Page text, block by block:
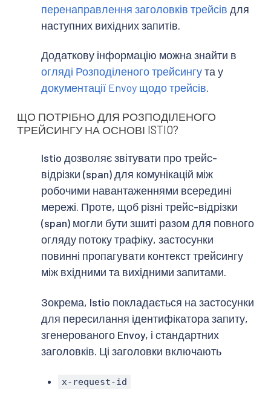
перенаправлення заголовків трейсів для
наступних вихідних запитів.
Додаткову інформацію можна знайти в
огляді Розподіленого трейсингута у
документації Envoy щодо трейсів.
ЩО ПОТРІБНО ДЛЯ РОЗПОДІЛЕНОГО
ТРЕЙСИНГУ НА ОСНОВІ ISTIO?
Istio дозволяє звітувати про трейс-
відрізки (span) для комунікацій між
робочими навантаженнями всередині
мережі. Проте, щоб різні трейс-відрізки
(span) могли бути зшиті разом для повного
огляду потоку трафіку, застосунки
повинні пропагувати контекст трейсингу
між вхідними та вихідними запитами.
Зокрема, Istio покладається на застосунки
для пересилання ідентифікатора запиту,
згенерованого Envoy, і стандартних
заголовків. Ці заголовки включають
x-request-id